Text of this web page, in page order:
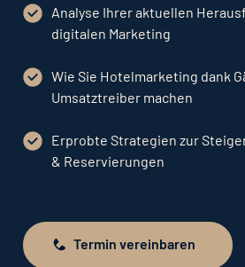
Analyse Ihrer aktuellen
digitalen Marketing
Wie Sie Hotelmarketing dank
Umsatztreiber machen
Erprobte Strategien zur
& Reservierungen
Termin vereinbaren
Termin vereinbaren